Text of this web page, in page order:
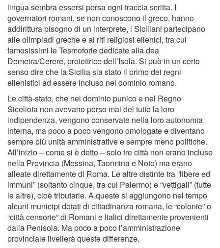
lingua sembra essersi persa ogni traccia scritta. I
governatori romani, se non conoscono il greco, hanno
addirittura bisogno di un interprete, i Siciliani partecipano
alle olimpiadi greche e ai riti religiosi ellenici, tra cui
famosissimi le Tesmoforie dedicate alla dea
Demetra/Cerere, protettrice dell’Isola. Si può in un certo
senso dire che la Sicilia sia stato il primo dei regni
ellenistici ad essere incluso nel dominio romano.
Le città-stato, che nel dominio punico e nel Regno
Siceliota non avevano perso mai del tutto la loro
indipendenza, vengono conservate nella loro autonomia
interna, ma poco a poco vengono omologate e diventano
sempre più unità amministrative e sempre meno politiche.
All’inizio – come si è detto – solo tre città non erano incluse
nella Provincia (Messina, Taormina e Noto) ma erano
alleate direttamente di Roma. Le altre distinte tra “libere ed
immuni” (soltanto cinque, tra cui Palermo) e “vettigali” (tutte
le altre), cioè tributarie. A queste si aggiungono nel tempo
alcuni municipi dotati di cittadinanza romana, le “colonie” o
“città censorie” di Romani e Italici direttamente provenienti
dalla Penisola. Ma poco a poco l’amministrazione
provinciale livellerà queste differenze.